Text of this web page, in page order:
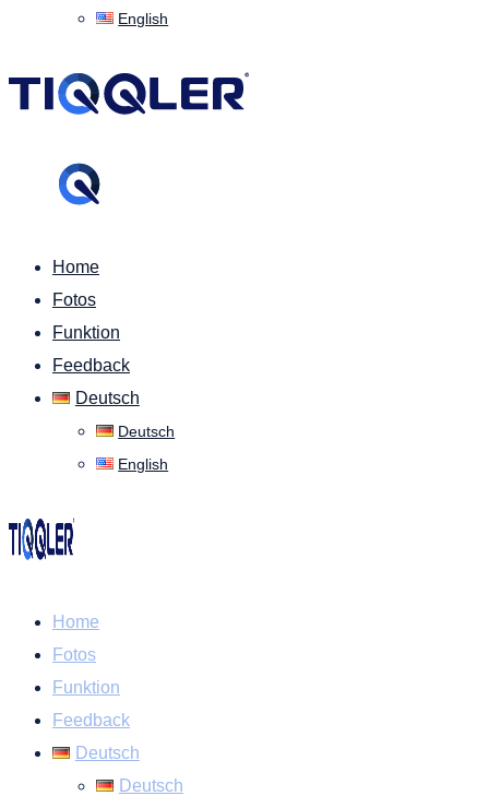
English
Home
Fotos
Funktion
Feedback
Deutsch
Deutsch
English
Home
Fotos
Funktion
Feedback
Deutsch
Deutsch